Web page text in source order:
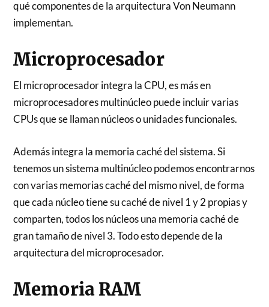
qué componentes de la arquitectura Von Neumann
implementan.
Microprocesador
El microprocesador integra la CPU, es más en
microprocesadores multinúcleo puede incluir varias
CPUs que se llaman núcleos o unidades funcionales.
Además integra la memoria caché del sistema. Si
tenemos un sistema multinúcleo podemos encontrarnos
con varias memorias caché del mismo nivel, de forma
que cada núcleo tiene su caché de nivel 1 y 2 propias y
comparten, todos los núcleos una memoria caché de
gran tamaño de nivel 3. Todo esto depende de la
arquitectura del microprocesador.
Memoria RAM